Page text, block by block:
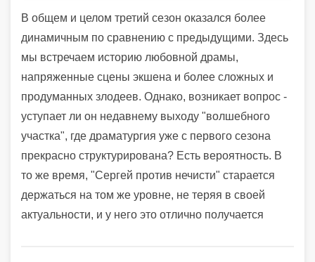
В общем и целом третий сезон оказался более
динамичным по сравнению с предыдущими. Здесь
мы встречаем историю любовной драмы,
напряженные сцены экшена и более сложных и
продуманных злодеев. Однако, возникает вопрос -
уступает ли он недавнему выходу "волшебного
участка", где драматургия уже с первого сезона
прекрасно структурирована? Есть вероятность. В
то же время, "Сергей против нечисти" старается
держаться на том же уровне, не теряя в своей
актуальности, и у него это отлично получается